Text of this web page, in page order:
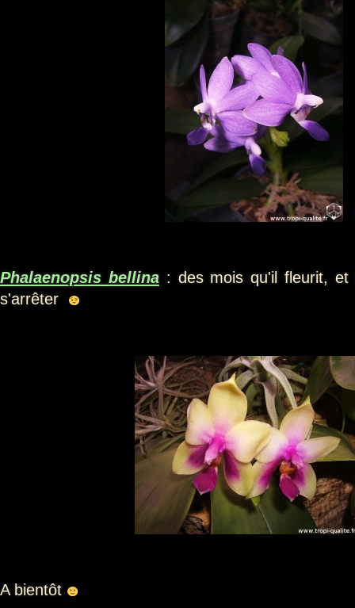
Phalaenopsis bellina: des mois qu'il fleurit, et
s'arrêter
A bientôt